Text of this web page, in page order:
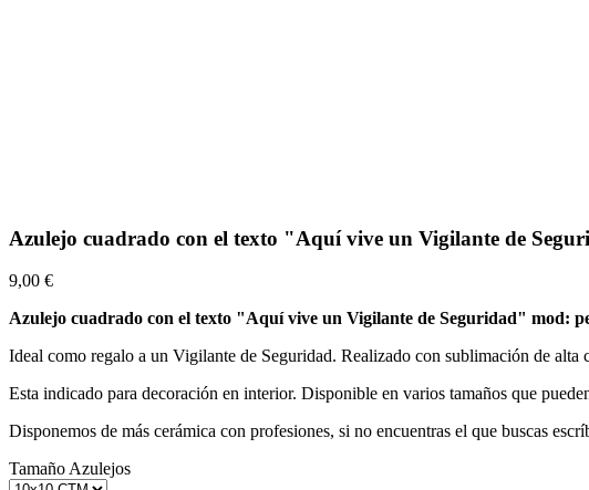
Azulejo cuadrado con el texto "Aquí vive un Vigilante de
9,00 €
Azulejo cuadrado con el texto "Aquí vive un Vigilante de Seguridad" mod:
Ideal como regalo a un Vigilante de Seguridad. Realizado con sublimación de alta
Esta indicado para decoración en interior. Disponible en varios tamaños que
Disponemos de más cerámica con profesiones, si no encuentras el que buscas
Tamaño Azulejos